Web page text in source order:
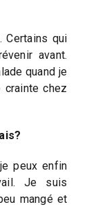
Certains qui
avant.
quand je
crainte chez
peux enfin
Je suis
mangé et